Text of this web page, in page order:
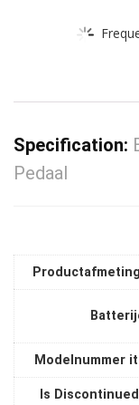
Specification:
Pedaal
Modelnummer
Is